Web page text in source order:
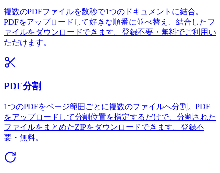
複数のPDFファイルを数秒で1つのドキュメントに結合。
PDFをアップロードして好きな順番に並べ替え、結合したフ
ァイルをダウンロードできます。登録不要・無料でご利用い
ただけます。
PDF分割
1つのPDFをページ範囲ごとに複数のファイルへ分割。PDF
をアップロードして分割位置を指定するだけで、分割された
ファイルをまとめたZIPをダウンロードできます。登録不
要・無料。